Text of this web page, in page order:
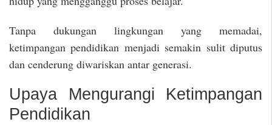
Tanpa dukungan lingkungan yang memadai,
ketimpangan pendidikan menjadi semakin sulit diputus
dan cenderung diwariskan antar generasi.
Upaya Mengurangi Ketimpangan
Pendidikan